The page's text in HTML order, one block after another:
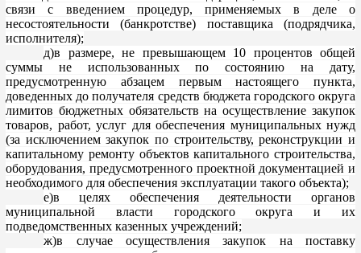
связи с введением процедур, применяемых в деле о
несостоятельности (банкротстве) поставщика (подрядчика,
исполнителя);
д)в размере, не превышающем 10 процентов общей
суммы не использованных по состоянию на дату,
предусмотренную абзацем первымнастоящего пункта,
доведенных до получателя средств бюджета городского округа
лимитов бюджетных обязательств на осуществление закупок
товаров, работ, услуг для обеспечения муниципальных нужд
(за исключением закупок по строительству, реконструкции и
капитальному ремонту объектов капитального строительства,
оборудования, предусмотренного проектной документацией и
необходимого для обеспечения эксплуатации такого объекта);
е)в целяхобеспечения деятельности органов
муниципальной власти городского округа и их
подведомственных казенных учреждений;
ж)в случае осуществления закупок на поставку